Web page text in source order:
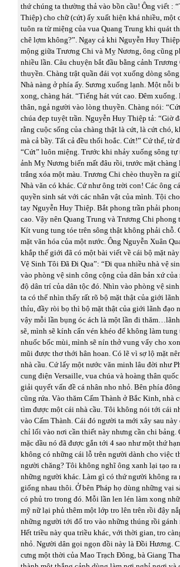
thứ chúng ta thường thả vào bồn cầu! Ông viết :
Thiệp) cho chữ (cứt) ấy xuất hiện khá nhiều, một
tuôn ra từ miệng của vua Quang Trung khi quát
chê lợm không?”. Ngay cả khi Nguyễn Huy
mộng giữa Trương Chi và Mỵ Nương, ông cũng
nhiều lần. Câu chuyện bắt đầu bằng cảnh
thuyền. Chàng trật quần đái vọt xuống dòng
Nhà nàng ở phía ấy. Sương xuống lạnh. Một nỗi
xong, chàng hát. “Tiếng hát vút cao. Đêm
thân, ngả người vào lòng thuyền. Chàng nói:
chúa đẹp tuyệt trần. Nguyễn Huy Thiệp tả: “Giờ
rằng cuộc sống của chàng thật là cứt, là cứt chó,
mà cả bầy. Tất cả đều thối hoắc. Cứt!” Cứ thế,
“Cứt” luôn miệng. Trước khi nhảy xuống sông
ảnh Mỵ Nương biến mất đâu rồi, trước mặt
trắng xóa một màu. Trương Chi chèo thuyền ra
Nhà văn có khác. Cứ như ông trời con! Các ông
quyền sinh sát với các nhân vật của mình. Tội
tay Nguyễn Huy Thiệp. Bắt phong trần phải
cao. Vậy nên Quang Trung và Trương Chi phong
Kít vung tung tóe trên sông thật không phải chỗ.
mặt văn hóa của một nước. Ông Nguyễn Xuân
khắp thế giới đã có một bài viết về cái bộ mặt
Vệ Sinh Tôi Đã Đi Qua”: “Đi qua nhiều nhà vệ
vào phòng vệ sinh công cộng của dân bản xứ
độ dân trí của dân tộc đó. Nhìn vào phòng vệ
ta có thể nhìn thấy rất rõ bộ mặt thật của giới
thỉu, đầy ròi bọ thì bộ mặt thật của giới lãnh đạo
vậy mỗi lần bụng óc ách là một lần đi
sẽ, mình sẽ kính cẩn vén khéo để không làm
nhuốc bốc mùi, mình sẽ nín thở vung vẩy cho
mũi được thơ thới hân hoan. Có lẽ vì sợ lộ mặt
nhà cầu. Cứ lấy một nước văn minh lâu đời như
cung điện Versaille, vua chúa và hoàng thân
giải quyết vấn đề cá nhân nho nhỏ. Bên phía
cũng rứa. Vào thăm Cấm Thành ở Bắc Kinh, nhà
tìm được một cái nhà cầu. Tôi không nói tới cái
vào Cấm Thành. Cái đó người ta mới xây sau
chỉ lối vào nơi cần thiết này nhưng cần chi bảng.
mặc dầu nó đã được gắn tới 4 sao như một thứ
không có những cái lỗ trên người dành cho việc
người chăng? Tôi không nghĩ ông xanh lại tạo ra
những người khác. Làm gì có thứ người không
giống nhau thôi. Ở bên Pháp họ dùng những vại
có phủ tro trong đó. Mỗi lần len lén làm xong
mỹ nữ lại phủ thêm một lớp tro lên trên rồi đậy
những người tới đổ tro vào những thúng rồi gánh
Hết triều này qua triều khác, với thời gian, tro
nhỏ. Người dân gọi ngọn đồi này là Đồi Hương.
cưng một thời của Mao Trạch Đông, bà Giang